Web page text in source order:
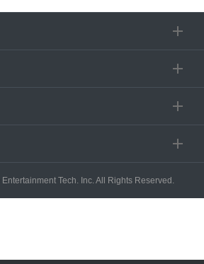
Tech. Inc. All Rights Reserved.